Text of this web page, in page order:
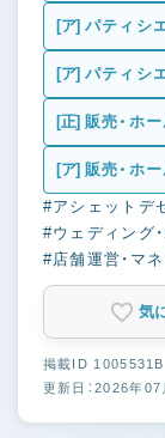
[ア] パティシ
[ア] パティシ
[正] 販売・ホ
[ア] 販売・ホ
#アシェットデ
#ウェディング
#店舗運営・マ
気
掲載ID 1005531B
更新日：2026年